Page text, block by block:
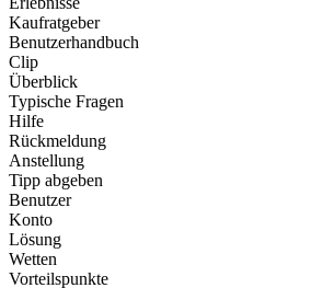
Kaufratgeber
Benutzerhandbuch
Clip
Überblick
Typische Fragen
Hilfe
Rückmeldung
Anstellung
Tipp abgeben
Benutzer
Konto
Lösung
Wetten
Vorteilspunkte